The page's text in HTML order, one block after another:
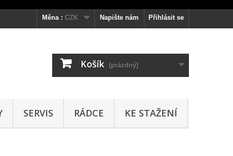
Přihlásit se
Napište nám
Měna : CZK
Košík (prázdný)
SERVIS RÁDCE KE STAŽENÍ